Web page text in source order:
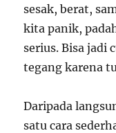
sesak, berat,
kita panik,
serius. Bisa jadi
tegang karena
Daripada
satu cara